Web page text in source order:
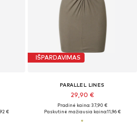
€
IŠPARDAVIMAS
PARALLEL LINES
29,90 €
Pradinė kaina: 37,90 €
Paskutinė mažiausia kaina:11,96 €